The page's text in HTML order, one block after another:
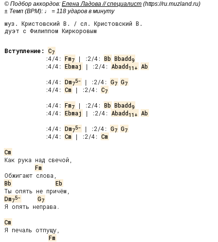
© Подбор аккордов: Елена Ладова // специалист (https://ru.muzland.ru)
± Темп (BPM): ♩ = 118 ударов в минуту
муз. Кристовский В. / сл. Кристовский В.
дуэт с Филиппом Киркоровым
Вступление: C7
:4/4: Fm7 | :2/4: Bb Bbadd9
:4/4: Ebmaj | :2/4: Abadd11+ Ab
:4/4: Dm75- | :2/4: G7 G7
:4/4: Cm | :2/4: C7
:4/4: Fm7 | :2/4: Bb Bbadd9
:4/4: Ebmaj | :2/4: Abadd11+ Ab
:4/4: Dm75- | :2/4: G7 G7
:4/4: Cm | :2/4: Cm
Cm
Как рука над свечой,
Fm
Bb
Eb
Dm75- G7
Я опять неправа.
Cm
Я печаль отпущу,
Fm